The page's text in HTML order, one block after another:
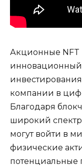
Акционные NFT
инновационный
компании в
Благодаря
широкий
могут войти в
физические
потенциальные